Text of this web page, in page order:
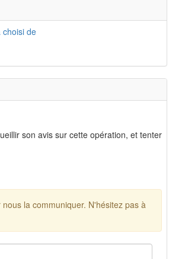
choisi de
son avis sur cette opération, et tenter
la communiquer. N'hésitez pas à